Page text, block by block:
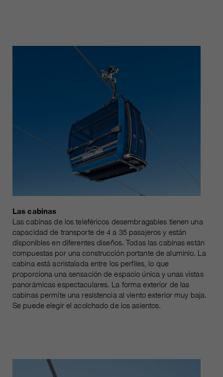
Las cabinas
Las cabinas de los teleféricos desembragables tienen una
capacidad de transporte de 4 a 35 pasajeros y están
disponibles en diferentes diseños. Todas las cabinas están
compuestas por una construcción portante de aluminio. La
cabina está acristalada entre los perfiles, lo que
proporciona una sensación de espacio única y unas vistas
panorámicas espectaculares. La forma exterior de las
cabinas permite una resistencia al viento exterior muy baja.
Se puede elegir el acolchado de los asientos.